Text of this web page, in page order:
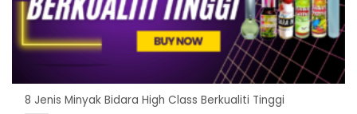
8 Jenis Minyak Bidara High Class Berkualiti Tinggi